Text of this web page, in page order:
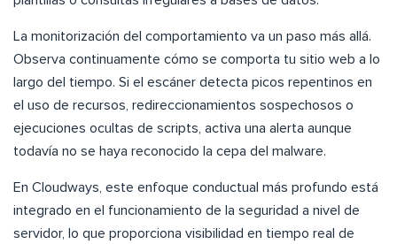
La monitorización del comportamiento va un paso más allá.
Observa continuamente cómo se comporta tu sitio web a lo
largo del tiempo. Si el escáner detecta picos repentinos en
el uso de recursos, redireccionamientos sospechosos o
ejecuciones ocultas de scripts, activa una alerta aunque
todavía no se haya reconocido la cepa del malware.
En Cloudways, este enfoque conductual más profundo está
integrado en el funcionamiento de la seguridad a nivel de
servidor, lo que proporciona visibilidad en tiempo real de